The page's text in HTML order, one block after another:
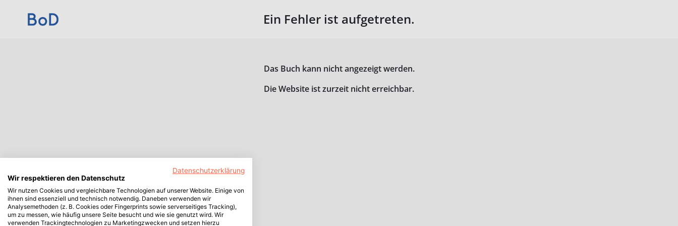
Ein Fehler ist aufgetreten.
Das Buch kann nicht angezeigt werden.
Die Website ist zurzeit nicht erreichbar.
Datenschutzerklärung
Wir respektieren den Datenschutz
Wir nutzen Cookies und vergleichbare Technologien auf unserer Website. Einige von
ihnen sind essenziell und technisch notwendig. Daneben verwenden wir
Analysemethoden (z. B. Cookies oder Fingerprints sowie serverseitiges Tracking),
um zu messen, wie häufig unsere Seite besucht und wie sie genutzt wird. Wir
verwenden Trackingtechnologien zu Marketingzwecken und setzen hierzu